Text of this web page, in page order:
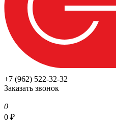
+7 (962) 522-32-32
Заказать звонок
0
0 ₽